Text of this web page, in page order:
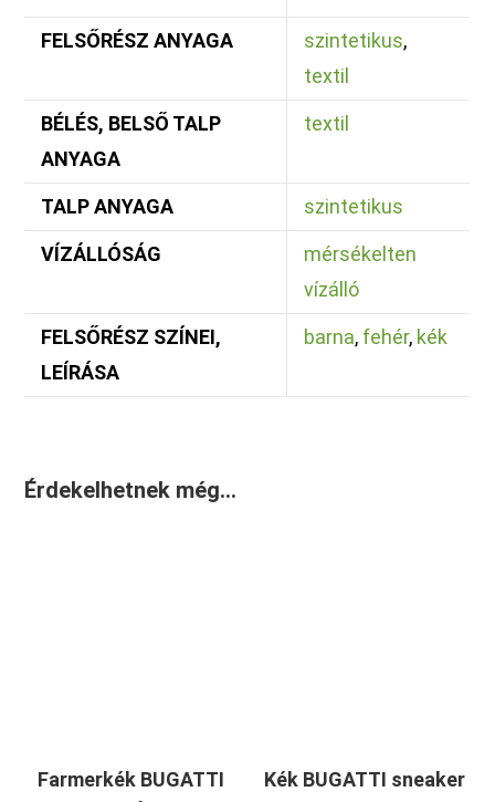
FELSŐRÉSZ ANYAGA szintetikus,
textil
BÉLÉS, BELSŐ TALP
ANYAGA
textil
TALP ANYAGA szintetikus
VÍZÁLLÓSÁG
mérsékelten
vízálló
FELSŐRÉSZ SZÍNEI,
LEÍRÁSA
barna, fehér, kék
Érdekelhetnek még…
Farmerkék BUGATTI
Kék BUGATTI sneaker